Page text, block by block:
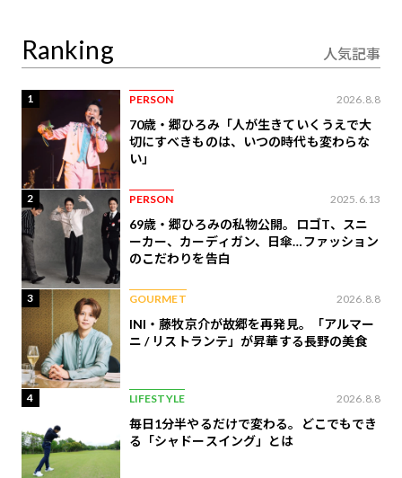
Ranking 人気記事
1 PERSON 2026.8.8
70歳・郷ひろみ「人が生きていくうえで大
切にすべきものは、いつの時代も変わらな
い」
2 PERSON 2025.6.13
69歳・郷ひろみの私物公開。ロゴT、スニ
ーカー、カーディガン、日傘…ファッション
のこだわりを告白
3 GOURMET 2026.8.8
INI・藤牧京介が故郷を再発見。「アルマー
ニ / リストランテ」が昇華する長野の美食
4 LIFESTYLE 2026.8.8
毎日1分半やるだけで変わる。どこでもでき
る「シャドースイング」とは